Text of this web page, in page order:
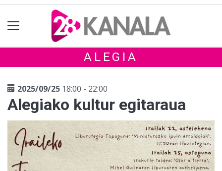
ALEGIA
2025/09/25 18:00 - 22:00
Alegiako kultur egitaraua